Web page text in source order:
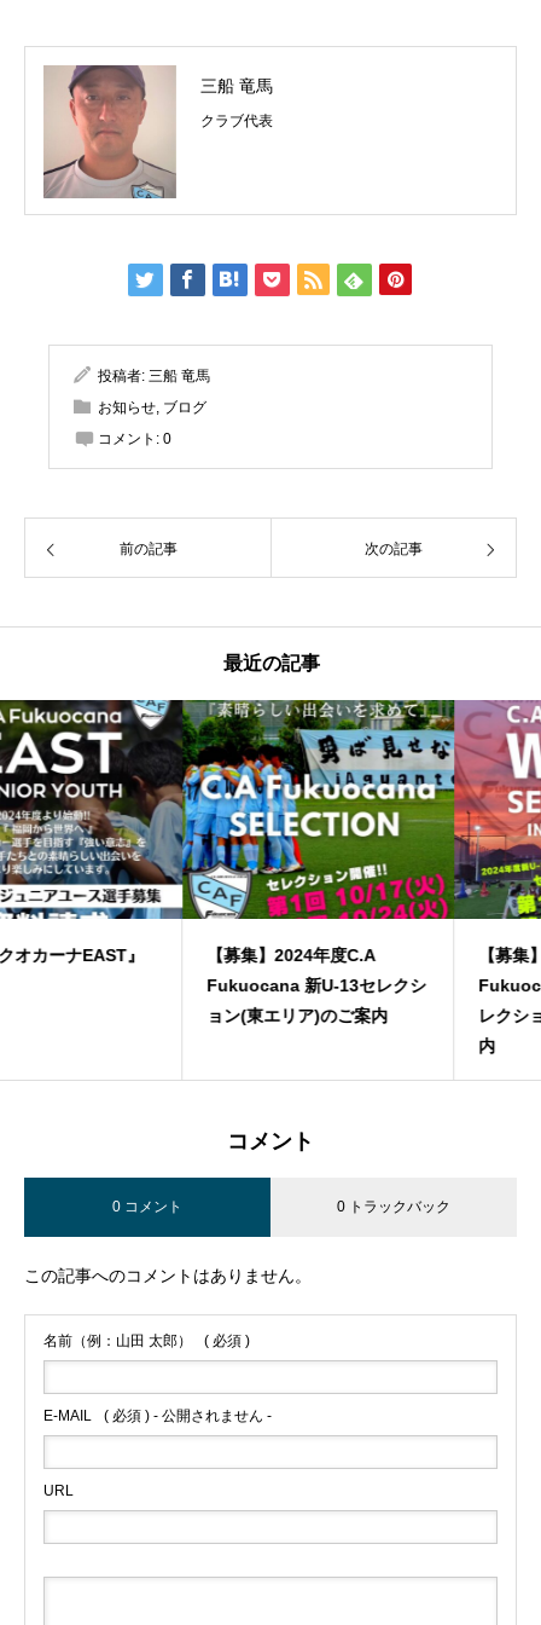
三船 竜馬
クラブ代表
投稿者: 三船 竜馬
お知らせ, ブログ
コメント: 0
前の記事 次の記事
最近の記事
【募集】2024年度C.A
Fukuocana 新U-13セレクシ
【募集】2024年度C.A
Fukuocana WEST 新U-13セ
レクション(西エリア)のご案
コメント
0 コメント 0 トラックバック
この記事へのコメントはありません。
名前（例：山田 太郎） ( 必須 )
E-MAIL ( 必須 ) - 公開されません -
URL